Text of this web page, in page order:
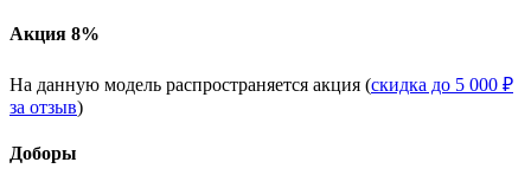
Акция 8%
На данную модель распространяется акция (скидка до 5 000 ₽
за отзыв)
Доборы